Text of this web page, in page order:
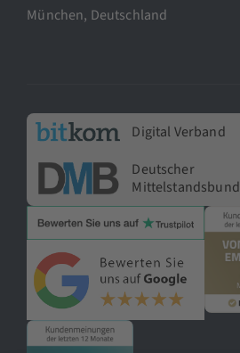
München, Deutschland
Digital Verband
Deutscher
Mittelstandsbund